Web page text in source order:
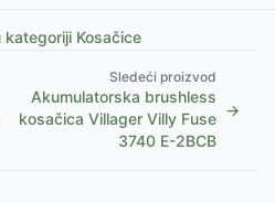
kategoriji Kosačice
Sledeći proizvod
Akumulatorska brushless
kosačica Villager Villy Fuse
3740 E-2BCB
→